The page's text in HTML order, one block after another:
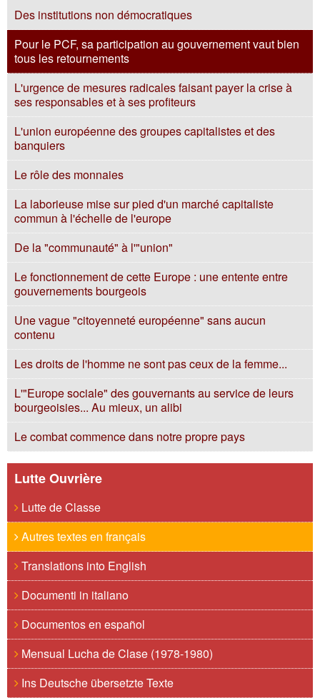
Des institutions non démocratiques
Pour le PCF, sa participation au gouvernement vaut bien
tous les retournements
L'urgence de mesures radicales faisant payer la crise à
ses responsables et à ses profiteurs
L'union européenne des groupes capitalistes et des
banquiers
Le rôle des monnaies
La laborieuse mise sur pied d'un marché capitaliste
commun à l'échelle de l'europe
De la "communauté" à l'"union"
Le fonctionnement de cette Europe : une entente entre
gouvernements bourgeois
Une vague "citoyenneté européenne" sans aucun
contenu
Les droits de l'homme ne sont pas ceux de la femme...
L'"Europe sociale" des gouvernants au service de leurs
bourgeoisies... Au mieux, un alibi
Le combat commence dans notre propre pays
Lutte Ouvrière
Lutte de Classe
Autres textes en français
Translations into English
Documenti in italiano
Documentos en español
Mensual Lucha de Clase (1978-1980)
Ins Deutsche übersetzte Texte